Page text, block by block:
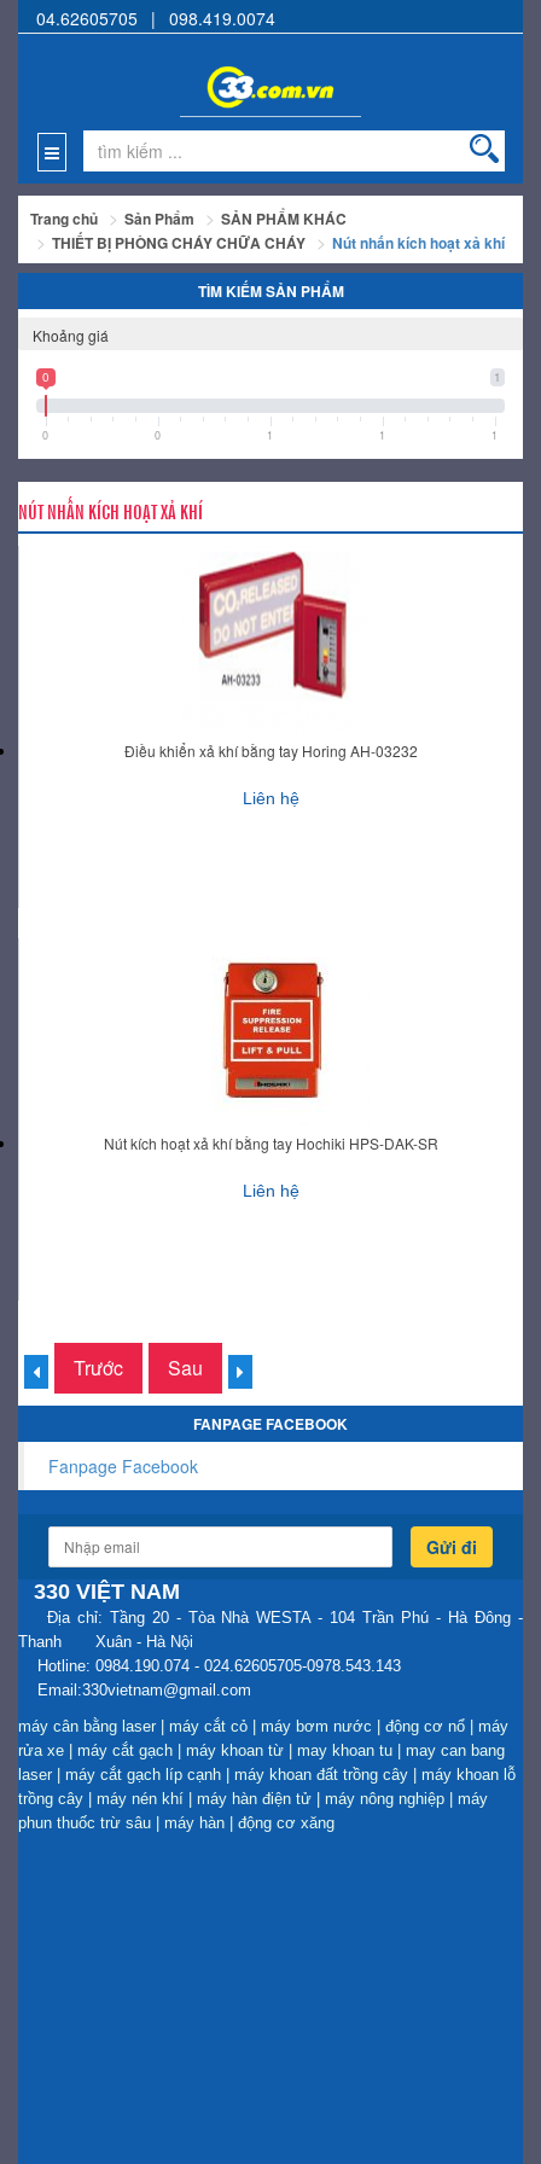
04.62605705 | 098.419.0074
Trang chủ Sản Phẩm
SẢN PHẨM KHÁC
THIẾT BỊ PHÒNG CHÁY CHỮA CHÁY
Nút nhấn kích hoạt xả khí
TÌM KIẾM SẢN PHẨM
Khoảng giá
1
0
0 0 1 1 1
NÚT NHẤN KÍCH HOẠT XẢ KHÍ
Điều khiển xả khí bằng tay Horing AH-03232
Liên hệ
Nút kích hoạt xả khí bằng tay Hochiki HPS-DAK-SR
Liên hệ
Trước Sau
FANPAGE FACEBOOK
Fanpage Facebook
Gửi đi
330 VIỆT NAM
Địa chỉ: Tầng 20 - Tòa Nhà WESTA - 104 Trần Phú - Hà Đông -
Thanh Xuân - Hà Nội
Hotline: 0984.190.074 - 024.62605705-0978.543.143
Email:330vietnam@gmail.com
máy cân bằng laser | máy cắt cỏ | máy bơm nước | động cơ nổ | máy
rửa xe | máy cắt gạch | máy khoan từ | may khoan tu | may can bang
laser | máy cắt gạch líp cạnh | máy khoan đất trồng cây | máy khoan lỗ
trồng cây | máy nén khí | máy hàn điện tử | máy nông nghiệp | máy
phun thuốc trừ sâu | máy hàn | động cơ xăng